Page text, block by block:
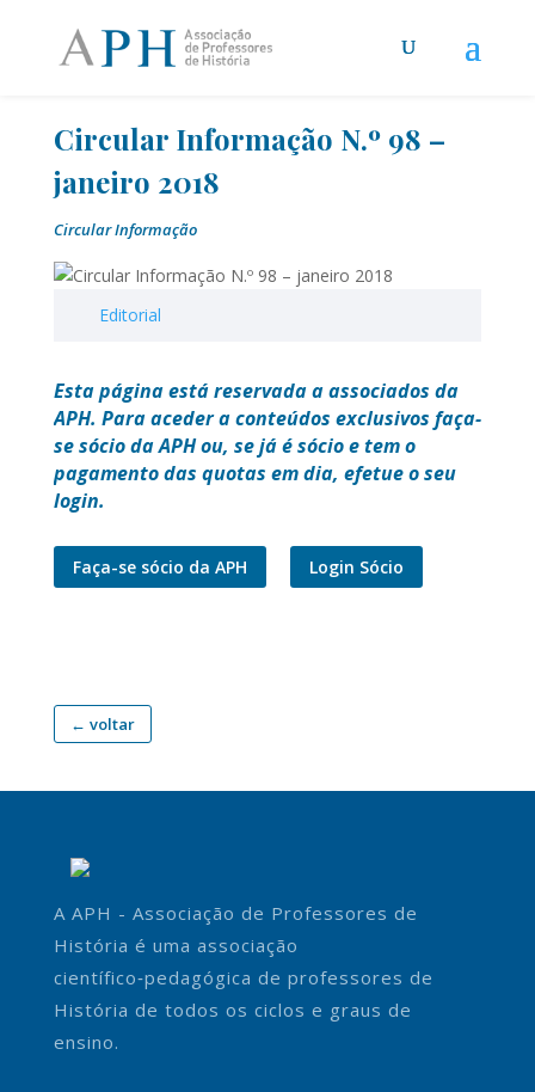
Circular Informação N.º 98 –
janeiro 2018
Circular Informação
Editorial
Esta página está reservada a associados da
APH. Para aceder a conteúdos exclusivos faça-
se sócio da APH ou, se já é sócio e tem o
pagamento das quotas em dia, efetue o seu
login.
Faça-se sócio da APH Login Sócio
← voltar
A APH - Associação de Professores de
História é uma associação
científico‑pedagógica de professores de
História de todos os ciclos e graus de
ensino.